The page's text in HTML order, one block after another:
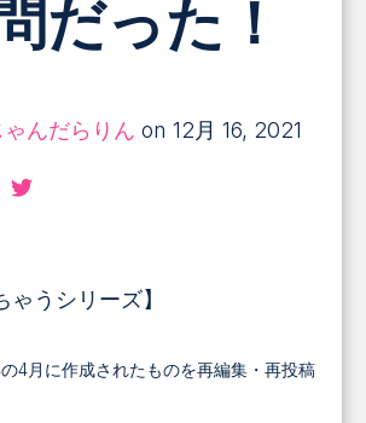
だった！
ゃんだらりん on 12月 16, 2021
ゃうシリーズ】
4月に作成されたものを再編集・再投稿